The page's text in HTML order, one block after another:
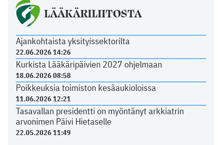
LÄÄKÄRILIITOSTA
Ajankohtaista yksityissektorilta
22.06.2026 14:26
Kurkista Lääkäripäivien 2027 ohjelmaan
18.06.2026 08:58
Poikkeuksia toimiston kesäaukioloissa
11.06.2026 12:21
Tasavallan presidentti on myöntänyt arkkiatrin
arvonimen Päivi Hietaselle
22.05.2026 11:49